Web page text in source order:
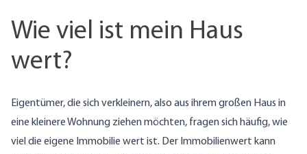
Wie viel ist mein Haus
wert?
Eigentümer, die sich verkleinern, also aus ihrem großen Haus in
eine kleinere Wohnung ziehen möchten, fragen sich häufig, wie
viel die eigene Immobilie wert ist. Der Immobilienwert kann